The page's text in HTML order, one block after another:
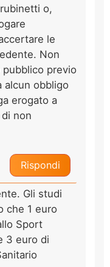
o,
le
Non
previo
alcun obbligo
erogato a
non
Rispondi
Gli studi
che 1 euro
Sport
3 euro di